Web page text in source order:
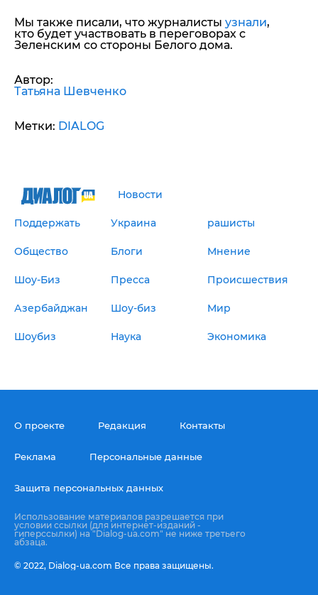
Мы также писали, что журналисты узнали,
кто будет участвовать в переговорах с
Зеленским со стороны Белого дома.
Автор:
Татьяна Шевченко
Метки: DIALOG
Новости
Поддержать Украина рашисты
Общество Блоги Мнение
Шоу-Биз Пресса Происшествия
Азербайджан Шоу-биз Мир
Шоубиз Наука Экономика
О проекте Редакция Контакты
Реклама Персональные данные
Защита персональных данных
Использование материалов разрешается при
условии ссылки (для интернет-изданий -
гиперссылки) на "Dialog-ua.com" не ниже третьего
абзаца.
© 2022, Dialog-ua.сom Все права защищены.